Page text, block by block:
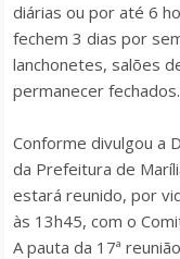
diárias ou por até 6
fechem 3 dias por
lanchonetes, salões
permanecer fechados.
Conforme divulgou a
da Prefeitura de
estará reunido, por
às 13h45, com o
A pauta da 17ª